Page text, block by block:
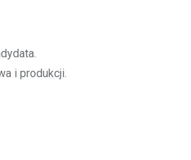
i produkcji.